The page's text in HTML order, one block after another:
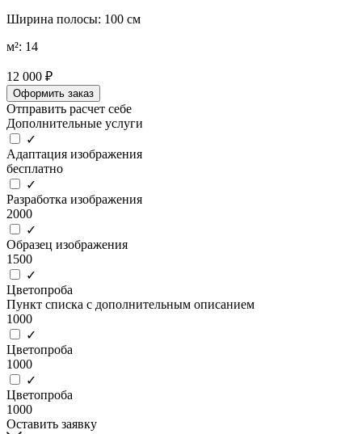
Ширина полосы: 100 см
м²: 14
12 000 ₽
Оформить заказ
Отправить расчет себе
Дополнительные услуги
✓
Адаптация изображения
бесплатно
✓
Разработка изображения
2000
✓
Образец изображения
1500
✓
Цветопроба
Пункт списка с дополнительным описанием
1000
✓
Цветопроба
1000
✓
Цветопроба
1000
Оставить заявку